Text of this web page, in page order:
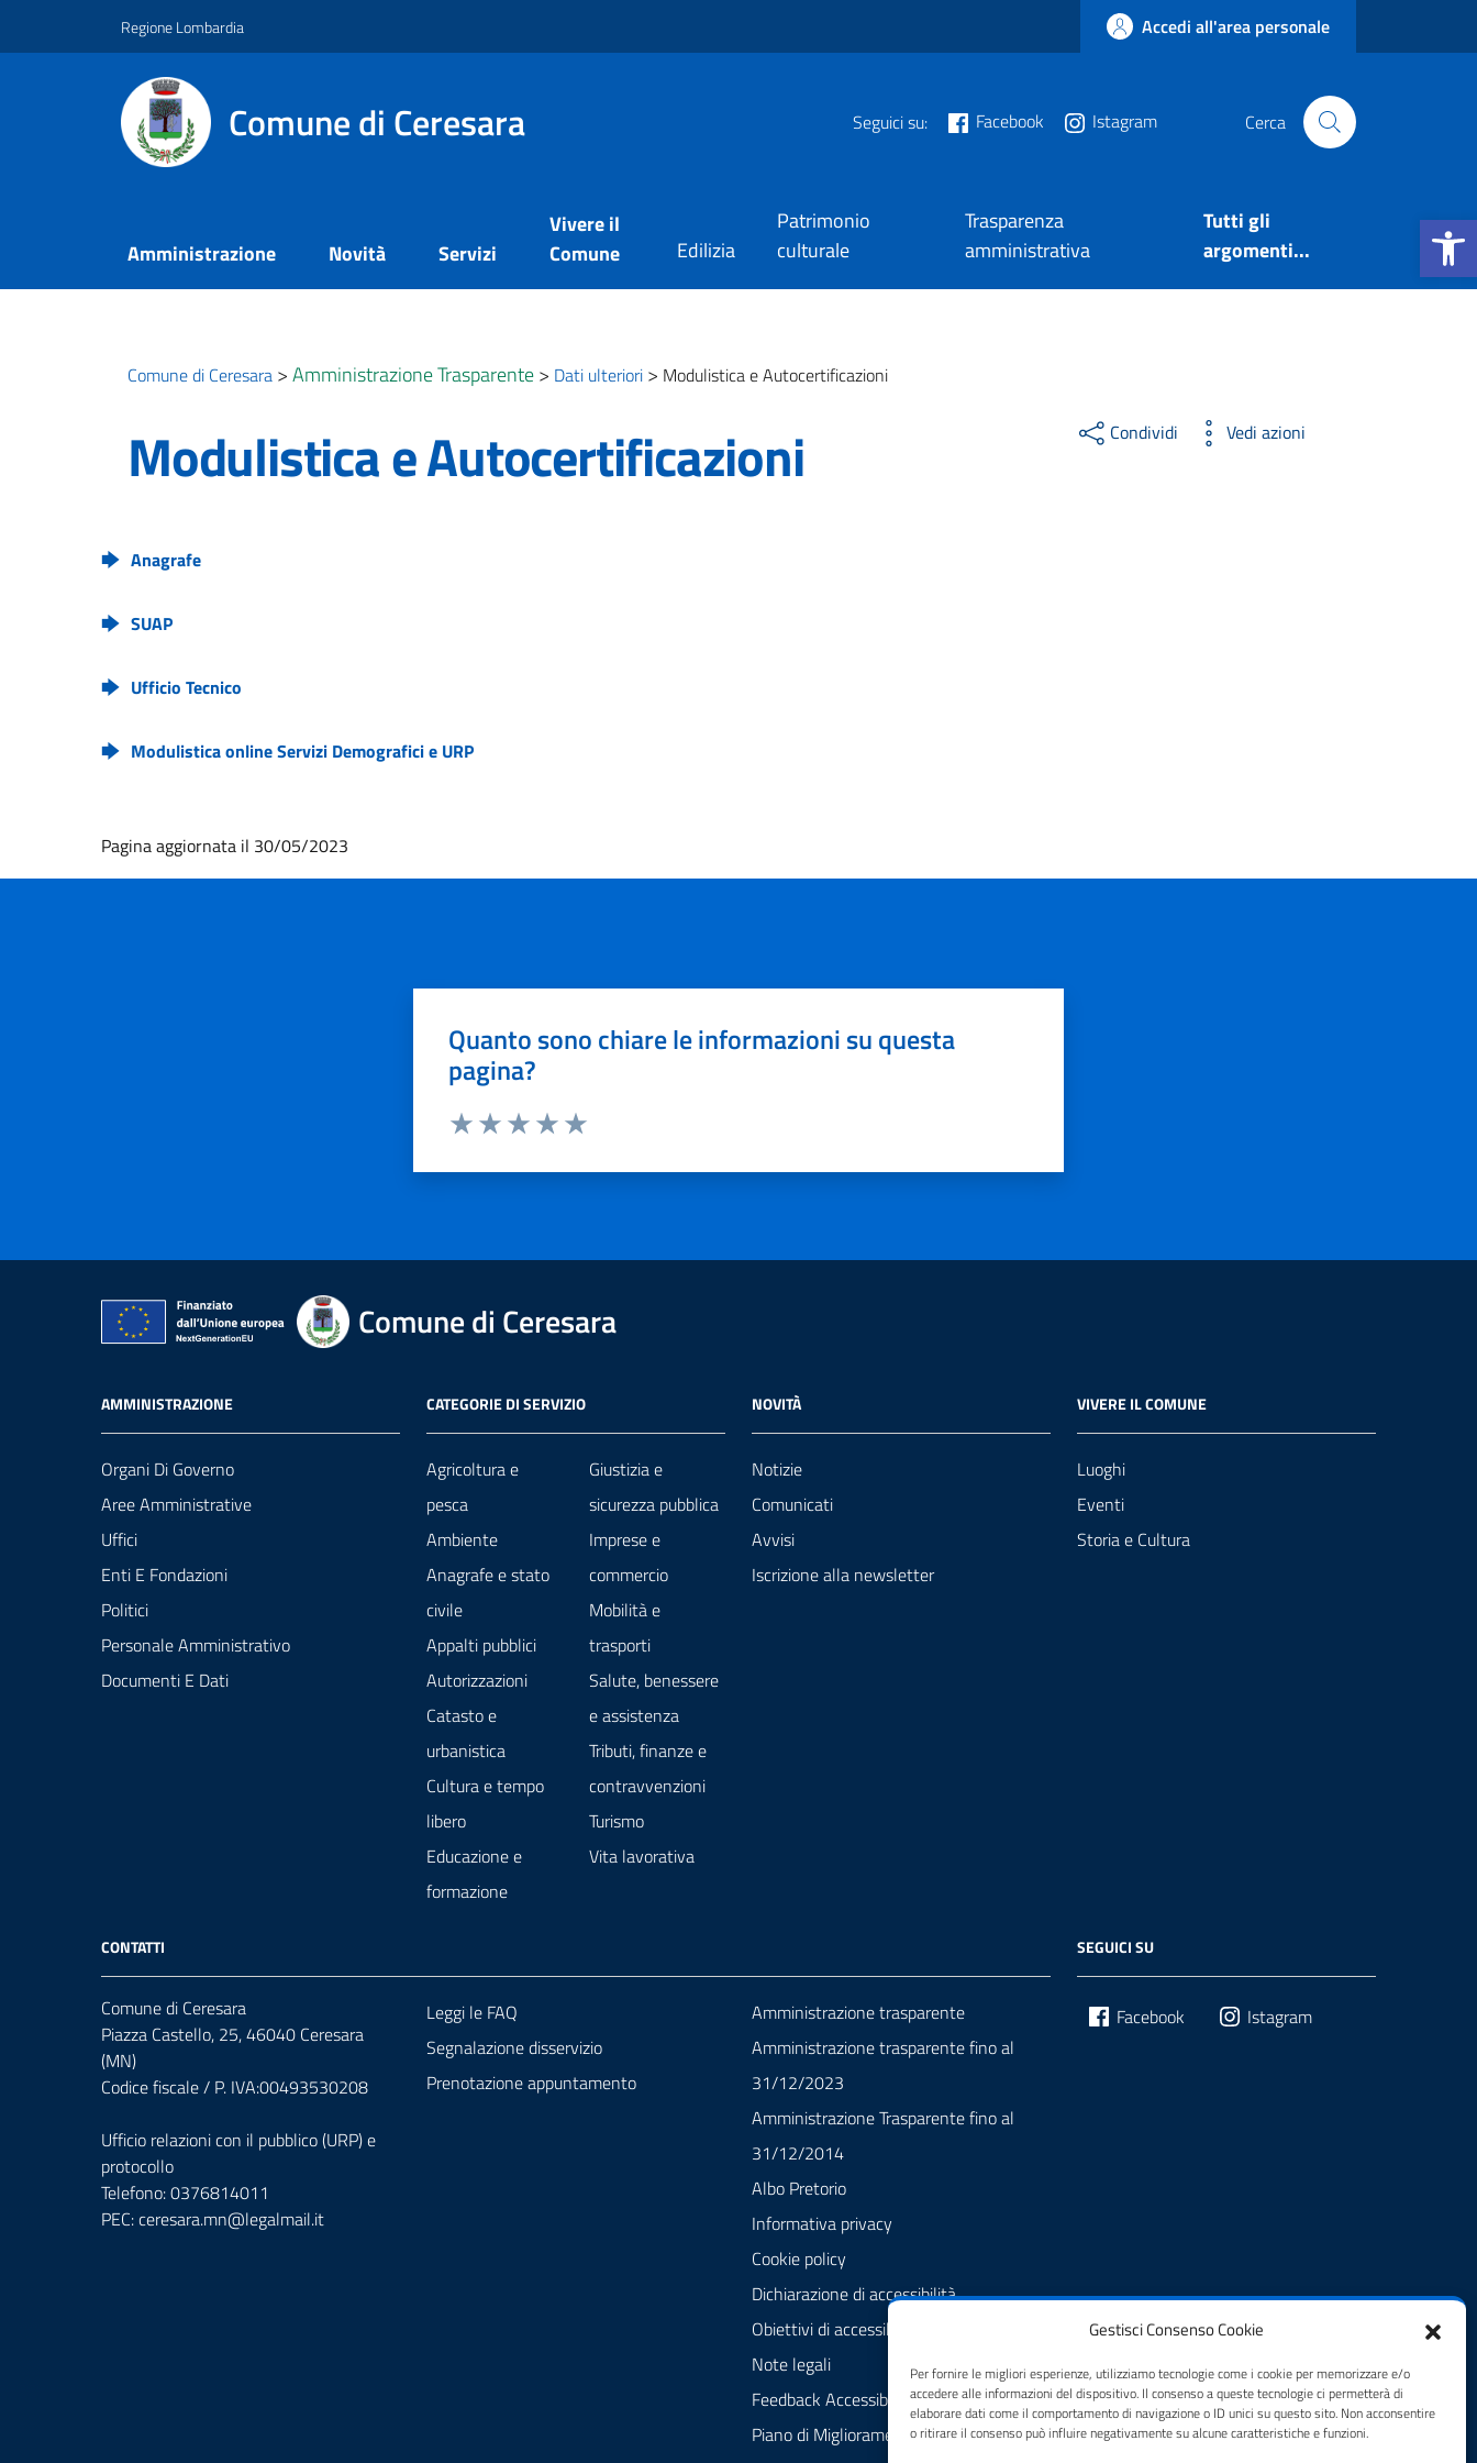
Apri la
Gestisci Consenso Cookie
Per fornire le migliori esperienze, utilizziamo tecnologie come i cookie per memorizzare e/o
accedere alle informazioni del dispositivo. Il consenso a queste tecnologie ci permetterà di
elaborare dati come il comportamento di navigazione o ID unici su questo sito. Non acconsentire
o ritirare il consenso può influire negativamente su alcune caratteristiche e funzioni.
Regione Lombardia Accedi all'area personale
Comune di Ceresara Seguici su: Facebook Istagram Cerca
Amministrazione Novità Servizi
Vivere il
Comune
Edilizia
Patrimonio
culturale
Trasparenza
amministrativa
Tutti gli
argomenti...
Comune di Ceresara >Amministrazione Trasparente> Dati ulteriori > Modulistica e Autocertificazioni
Modulistica e Autocertificazioni Condividi Vedi azioni
Anagrafe
SUAP
Ufficio Tecnico
Modulistica online Servizi Demografici e URP
Pagina aggiornata il 30/05/2023
Quanto sono chiare le informazioni su questa
pagina?
Comune di Ceresara
AMMINISTRAZIONE
Organi Di Governo
Aree Amministrative
Uffici
Enti E Fondazioni
Politici
Personale Amministrativo
Documenti E Dati
CATEGORIE DI SERVIZIO
Agricoltura e
pesca
Ambiente
Anagrafe e stato
civile
Appalti pubblici
Autorizzazioni
Catasto e
urbanistica
Cultura e tempo
libero
Educazione e
formazione
Giustizia e
sicurezza pubblica
Imprese e
commercio
Mobilità e
trasporti
Salute, benessere
e assistenza
Tributi, finanze e
contravvenzioni
Turismo
Vita lavorativa
NOVITÀ
Notizie
Comunicati
Avvisi
Iscrizione alla newsletter
VIVERE IL COMUNE
Luoghi
Eventi
Storia e Cultura
CONTATTI
Comune di Ceresara
Piazza Castello, 25, 46040 Ceresara
(MN)
Codice fiscale / P. IVA:00493530208
Ufficio relazioni con il pubblico (URP) e
protocollo
Telefono: 0376814011
PEC:ceresara.mn@legalmail.it
Leggi le FAQ
Segnalazione disservizio
Prenotazione appuntamento
Amministrazione trasparente
Amministrazione trasparente fino al
31/12/2023
Amministrazione Trasparente fino al
31/12/2014
Albo Pretorio
Informativa privacy
Cookie policy
Dichiarazione di accessibilità
Obiettivi di accessibilità
Note legali
Feedback Accessibilità
Piano di Miglioramento dei servizi
SEGUICI SU
Facebook Istagram